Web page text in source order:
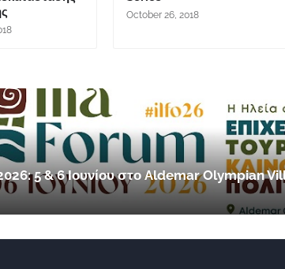
October 26, 2018
5 & 6 Ιουνίου στο Aldemar Olympian